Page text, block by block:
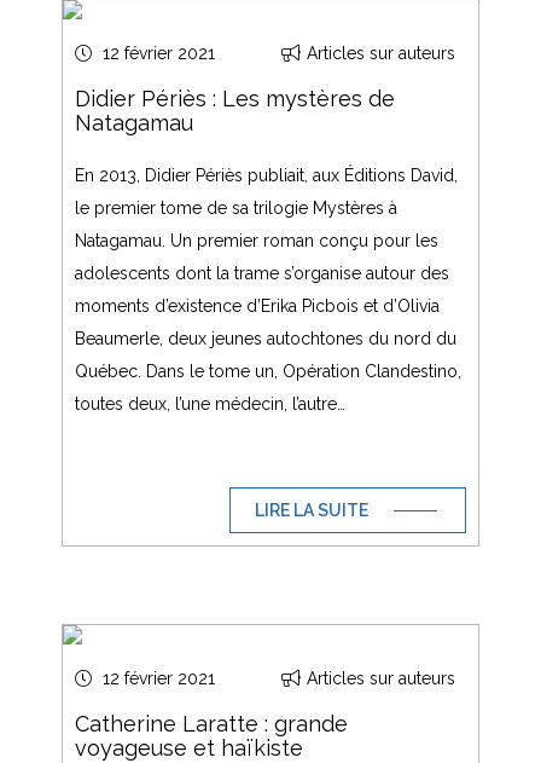
12 février 2021 Articles sur auteurs
Didier Périès : Les mystères de
Natagamau
En 2013, Didier Périès publiait, aux Éditions David,
le premier tome de sa trilogie Mystères à
Natagamau. Un premier roman conçu pour les
adolescents dont la trame s’organise autour des
moments d’existence d’Erika Picbois et d’Olivia
Beaumerle, deux jeunes autochtones du nord du
Québec. Dans le tome un, Opération Clandestino,
toutes deux, l’une médecin, l’autre…
LIRE LA SUITE
12 février 2021 Articles sur auteurs
Catherine Laratte : grande
voyageuse et haïkiste